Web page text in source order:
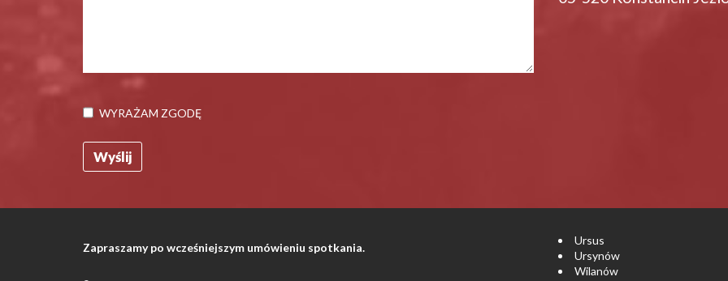
WYRAŻAM ZGODĘ
Zapraszamy po wcześniejszym umówieniu spotkania.
Ursus
Ursynów
Wilanów